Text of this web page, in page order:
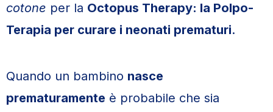
cotone per la Octopus Therapy: la Polpo-
Terapia per curare i neonati prematuri.
Quando un bambino nasce
prematuramente è probabile che sia